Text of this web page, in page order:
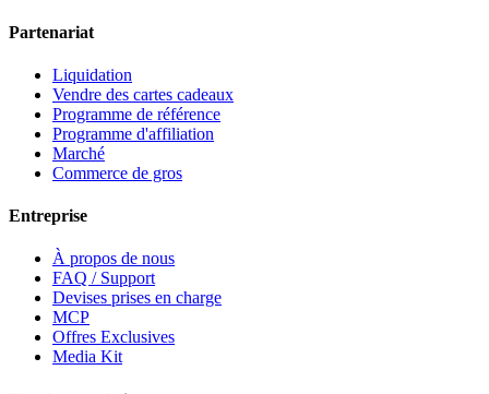
Partenariat
Liquidation
Vendre des cartes cadeaux
Programme de référence
Programme d'affiliation
Marché
Commerce de gros
Entreprise
À propos de nous
FAQ / Support
Devises prises en charge
MCP
Offres Exclusives
Media Kit